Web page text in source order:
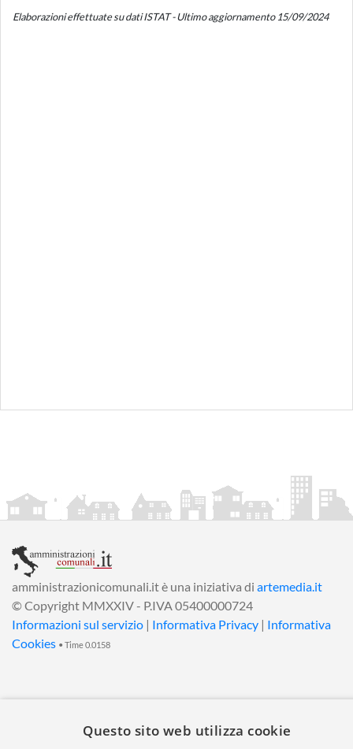
Elaborazioni effettuate su dati ISTAT - Ultimo aggiornamento 15/09/2024
amministrazionicomunali.it è una iniziativa di artemedia.it
© Copyright MMXXIV - P.IVA 05400000724
Informazioni sul servizio | Informativa Privacy | Informativa
Cookies • Time 0.0158
Questo sito web utilizza cookie